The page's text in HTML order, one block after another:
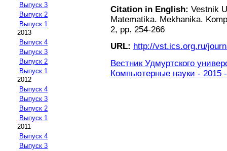
Выпуск 3
Выпуск 2
Выпуск 1
2013
Выпуск 4
Выпуск 3
Выпуск 2
Выпуск 1
2012
Выпуск 4
Выпуск 3
Выпуск 2
Выпуск 1
2011
Выпуск 4
Выпуск 3
Citation in English: Vestnik
Matematika. Mekhanika.
2, pp. 254-266
URL: http://vst.ics.org.ru/
Вестник Удмуртского
Компьютерные науки - 2015